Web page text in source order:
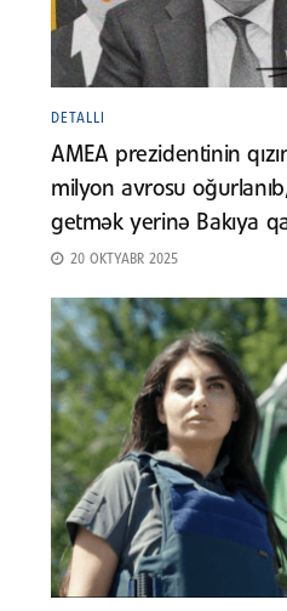
DETALLI
AMEA prezidentinin
milyon avrosu
getmək yerinə Bakıya
20 OKTYABR 2025